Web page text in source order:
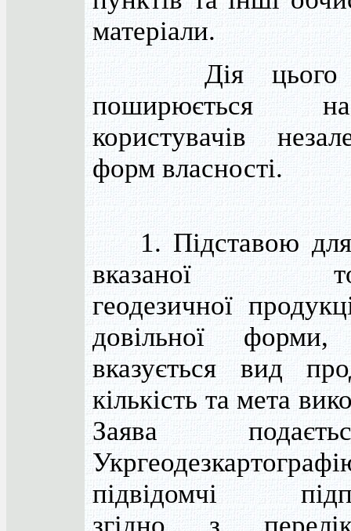
матеріали.
Дія цього
поширюється
користувачів
форм власності.
1. Підставою для
вказаної
геодезичної
довільної
вказується вид
кількість та мета
Заява
підвідомчі
згідно з